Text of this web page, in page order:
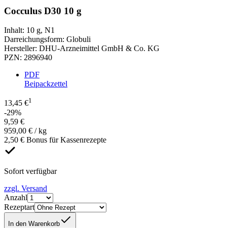
Cocculus D30 10 g
Inhalt: 10 g, N1
Darreichungsform: Globuli
Hersteller: DHU-Arzneimittel GmbH & Co. KG
PZN: 2896940
PDF
Beipackzettel
13,45 €1
-29%
9,59 €
959,00 € / kg
2,50 € Bonus für Kassenrezepte
Sofort verfügbar
zzgl. Versand
Anzahl
Rezeptart
In den Warenkorb